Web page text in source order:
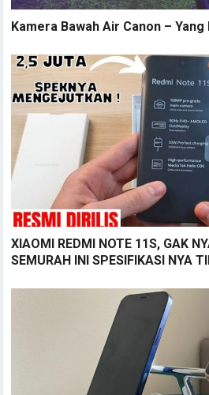
Kamera Bawah Air Canon –
XIAOMI REDMI NOTE 11S, GAK
SEMURAH INI SPESIFIKASI NYA